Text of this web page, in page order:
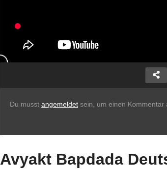
Du musst angemeldet sein, um einen Kommentar
Avyakt Bapdada